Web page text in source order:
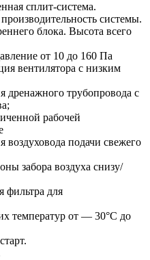
сплит-система.
системы.
блока. Высота всего
от 10 до 160 Па
вентилятора с низким
дренажного трубопровода с
рабочей
подачи свежего
забора воздуха снизу/
фильтра для
температур от — 30°С до